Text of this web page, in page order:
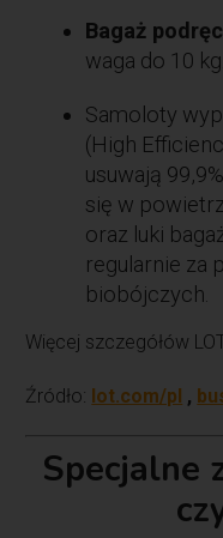
Bagaż
waga do 10 kg.
Samoloty
(High
usuwają
się w
oraz luki
regularnie za
biobójczych.
Więcej szczegółów
Źródło: lot.com/pl ,
Specjalne